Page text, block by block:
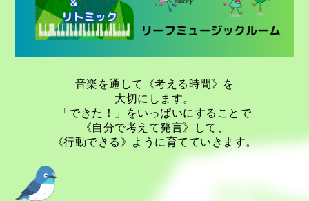
音楽を通して《考える時間》を
大切にします。
「できた！」をいっぱいにすることで
《自分で考えて発言》して、
《行動できる》ように育てていきます。